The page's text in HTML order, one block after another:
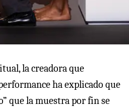
la creadora que
ha explicado que
que la muestra por fin se